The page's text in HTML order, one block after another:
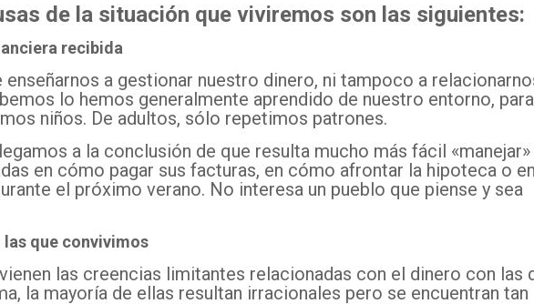
de la situación que viviremos son las siguientes:
recibida
enseñarnos a gestionar nuestro dinero, ni tampoco a
lo hemos generalmente aprendido de nuestro entorno,
niños. De adultos, sólo repetimos patrones.
a la conclusión de que resulta mucho más fácil «manejar»
en cómo pagar sus facturas, en cómo afrontar la hipoteca o
el próximo verano. No interesa un pueblo que piense y sea
que convivimos
las creencias limitantes relacionadas con el dinero con las
la mayoría de ellas resultan irracionales pero se encuentran tan